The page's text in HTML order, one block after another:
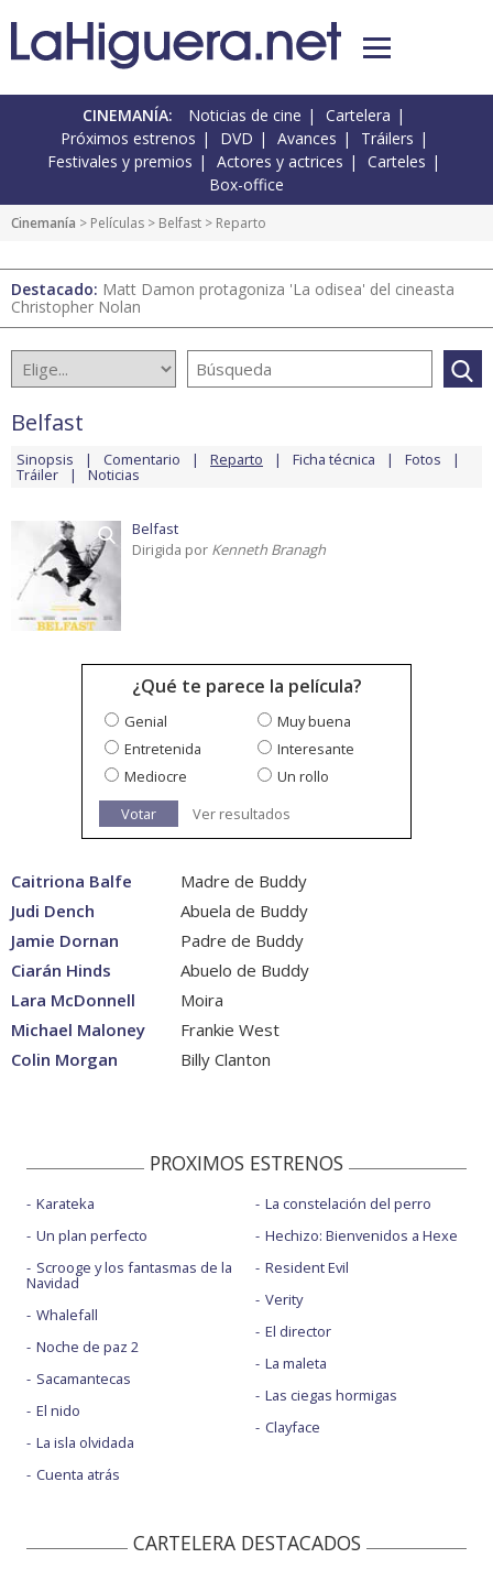
CINEMANÍA: Noticias de cine
Cartelera
Próximos estrenos
DVD Avances
Tráilers
Festivales y premios
Actores y actrices
Carteles
Box-office
Cinemanía > Películas > Belfast > Reparto
Destacado: Matt Damon protagoniza 'La odisea' del cineasta
Christopher Nolan
Belfast
Sinopsis Comentario Reparto Ficha técnica Fotos
Tráiler Noticias
Belfast
Dirigida por Kenneth Branagh
¿Qué te parece la película?
Genial
Muy buena
Entretenida
Interesante
Mediocre
Un rollo
Votar
Ver resultados
Caitriona Balfe
Madre de Buddy
Judi Dench
Abuela de Buddy
Jamie Dornan
Padre de Buddy
Ciarán Hinds
Abuelo de Buddy
Lara McDonnell
Moira
Michael Maloney
Frankie West
Colin Morgan
Billy Clanton
PROXIMOS ESTRENOS
Karateka
Un plan perfecto
Scrooge y los fantasmas de la
Navidad
Whalefall
Noche de paz 2
Sacamantecas
El nido
La isla olvidada
Cuenta atrás
La constelación del perro
Hechizo: Bienvenidos a Hexe
Resident Evil
Verity
El director
La maleta
Las ciegas hormigas
Clayface
CARTELERA DESTACADOS